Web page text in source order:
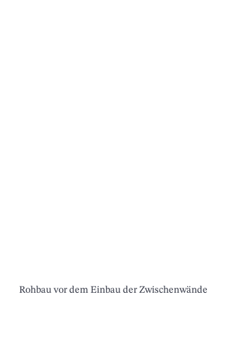
Rohbau vor dem Einbau der Zwischenwände